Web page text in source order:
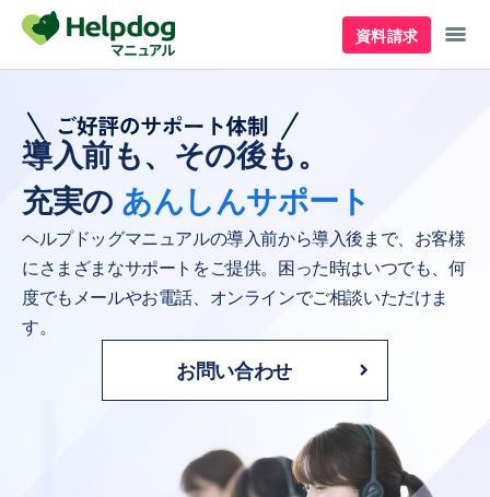
資料請求
導入前も、その後も。
充実の あんしんサポート
ヘルプドッグマニュアルの導入前から導入後まで、お客様
にさまざまなサポートをご提供。困った時はいつでも、何
度でもメールやお電話、オンラインでご相談いただけま
す。
お問い合わせ